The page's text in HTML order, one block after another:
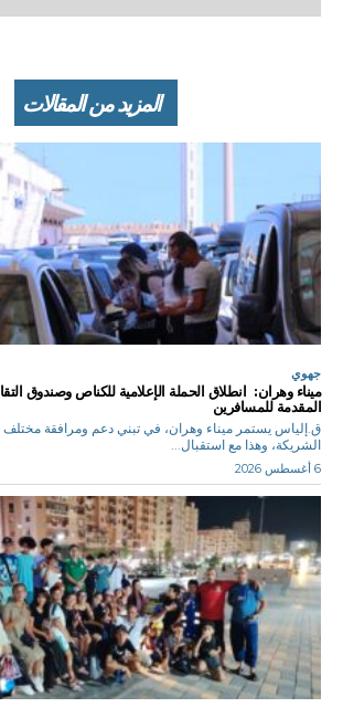
المزيد من المقالات
جهوي
ميناء وهران: انطلاق الحملة الإعلامية للكناص وصندوق
المقدمة للمسافرين
ق.إلياس يستمر ميناء وهران، في تبني دعم ومرافقة
الشريكة، وهذا مع استقبال...
6 أغسطس 2026